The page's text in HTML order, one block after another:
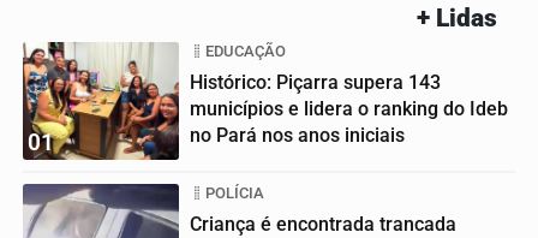
+ Lidas
01
EDUCAÇÃO
Histórico: Piçarra supera 143
municípios e lidera o ranking do Ideb
no Pará nos anos iniciais
POLÍCIA
Criança é encontrada trancada